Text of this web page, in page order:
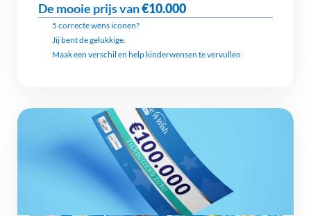
De mooie prijs van €10.000
5 correcte wens iconen?
Jij bent de gelukkige.
Maak een verschil en help kinderwensen te vervullen